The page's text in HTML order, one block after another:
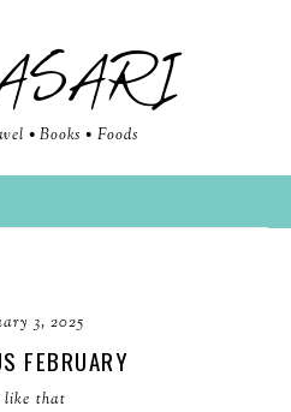
• Books • Foods
3, 2025
FEBRUARY
like that